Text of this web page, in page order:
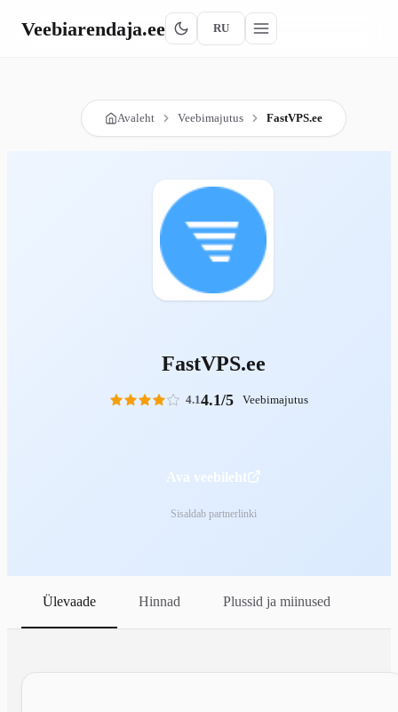
Veebiarendaja.ee RU
Avaleht Veebimajutus FastVPS.ee
FastVPS.ee
4.14.1/5 Veebimajutus
Ava veebileht
Sisaldab partnerlinki
Ülevaade Hinnad Plussid ja miinused